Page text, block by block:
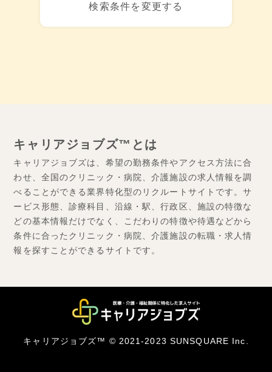
検索条件を変更する
キャリアジョブズ™とは
キャリアジョブズは、希望の勤務条件やアクセス方法に合
わせ、全国のクリニック・病院、介護施設の求人情報を調
べることができる業界特化型のリクルートサイトです。サ
ービス形態、診療科目、沿線・駅、行政区、施設の特徴な
どの基本情報だけでなく、こだわりの特徴や待遇などから
条件に合ったクリニック・病院、介護施設の転職・求人情
報を探すことができるサイトです。
キャリアジョブズ™ © 2021-2023 SUNSQUARE Inc.